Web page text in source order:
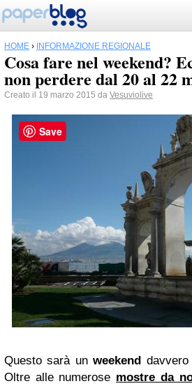
HOME › INFORMAZIONE REGIONALE
Cosa fare nel weekend?
non perdere dal 20 al 22
Creato il 19 marzo 2015 da Vesuviolive
Questo sarà unweekend
Oltre alle numerose mostre da
Save